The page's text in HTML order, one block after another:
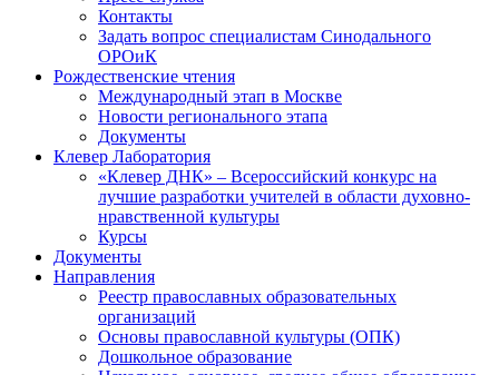
Контакты
Задать вопрос специалистам Синодального
ОРОиК
Рождественские чтения
Международный этап в Москве
Новости регионального этапа
Документы
Клевер Лаборатория
«Клевер ДНК» – Всероссийский конкурс на
лучшие разработки учителей в области духовно-
нравственной культуры
Курсы
Документы
Направления
Реестр православных образовательных
организаций
Основы православной культуры (ОПК)
Дошкольное образование